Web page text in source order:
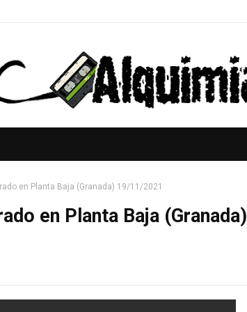
en Planta Baja (Granada) 19/11/2021
en Planta Baja (Granada)